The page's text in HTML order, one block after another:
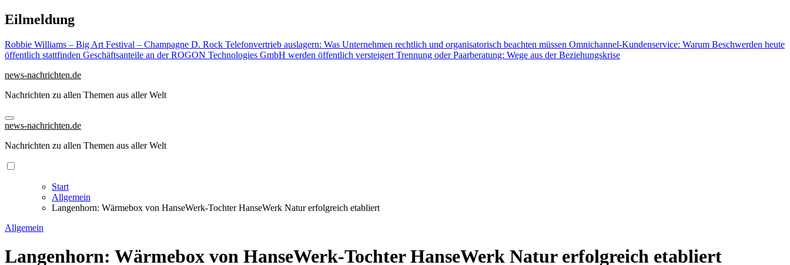
Zu
Inhalten
Eilmeldung
Robbie Williams – Big Art Festival – Champagne D. Rock Telefonvertrieb auslagern: Was Unternehmen rechtlich und organisatorisch beachten müssen Omnichannel-Kundenservice: Warum Beschwerden heute
öffentlich stattfinden Geschäftsanteile an der ROGON Technologies GmbH werden öffentlich versteigert Trennung oder Paarberatung: Wege aus der Beziehungskrise
news-nachrichten.de
Nachrichten zu allen Themen aus aller Welt
news-nachrichten.de
Nachrichten zu allen Themen aus aller Welt
Start
Allgemein
Langenhorn: Wärmebox von HanseWerk-Tochter HanseWerk Natur erfolgreich etabliert
Allgemein
Langenhorn: Wärmebox von HanseWerk-Tochter HanseWerk Natur erfolgreich etabliert